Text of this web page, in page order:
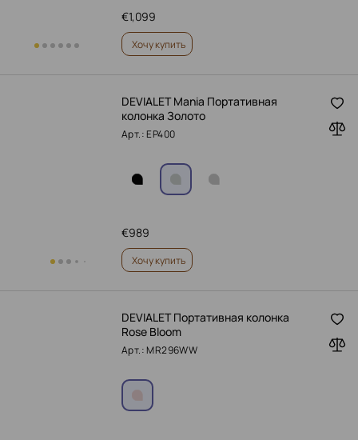
1,099
€
Хочу купить
DEVIALET Mania Портативная
колонка Золото
Арт.: EP400
989
€
Хочу купить
DEVIALET Портативная колонка
Rose Bloom
Арт.: MR296WW